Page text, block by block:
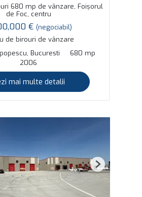
680 mp de vânzare, Foișorul
de Foc, centru
€ (negociabil)
de birouri de vânzare
Bucuresti
680 mp
2006
mai multe detalii
Next